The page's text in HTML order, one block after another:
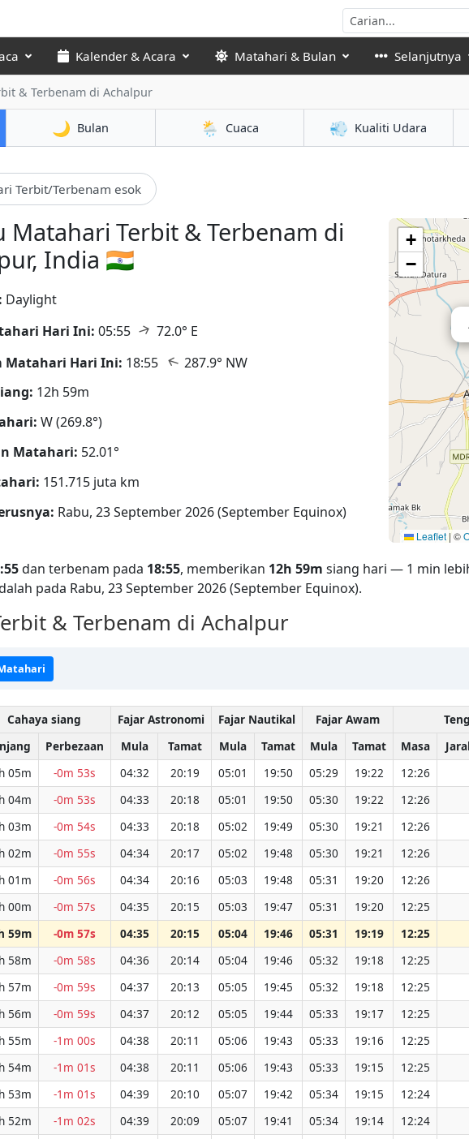
Kalender & Acara Matahari & Bulan Selanjutnya
& Terbenam di Achalpur
🌙 Bulan 🌦️ Cuaca 💨 Kualiti Udara
Terbit/Terbenam esok
Matahari Terbit & Terbenam di
India 🇮🇳
Daylight
Hari Ini: 05:55 ↑ 72.0° E
Matahari Hari Ini: 18:55 ↑ 287.9° NW
12h 59m
W (269.8°)
Matahari: 52.01°
151.715 juta km
Rabu, 23 September 2026 (September Equinox)
+
−
Leaflet | ©
dan terbenam pada 18:55, memberikan 12h 59m siang hari — 1 min
pada Rabu, 23 September 2026 (September Equinox).
& Terbenam di Achalpur
Cahaya siang Fajar Astronomi Fajar Nautikal Fajar Awam
Perbezaan Mula Tamat Mula Tamat Mula Tamat Masa
05m -0m 53s 04:32 20:19 05:01 19:50 05:29 19:22 12:26
04m -0m 53s 04:33 20:18 05:01 19:50 05:30 19:22 12:26
03m -0m 54s 04:33 20:18 05:02 19:49 05:30 19:21 12:26
02m -0m 55s 04:34 20:17 05:02 19:48 05:30 19:21 12:26
01m -0m 56s 04:34 20:16 05:03 19:48 05:31 19:20 12:26
00m -0m 57s 04:35 20:15 05:03 19:47 05:31 19:20 12:25
59m -0m 57s 04:35 20:15 05:04 19:46 05:31 19:19 12:25
58m -0m 58s 04:36 20:14 05:04 19:46 05:32 19:18 12:25
57m -0m 59s 04:37 20:13 05:05 19:45 05:32 19:18 12:25
56m -0m 59s 04:37 20:12 05:05 19:44 05:33 19:17 12:25
55m -1m 00s 04:38 20:11 05:06 19:43 05:33 19:16 12:25
54m -1m 01s 04:38 20:11 05:06 19:43 05:33 19:15 12:25
53m -1m 01s 04:39 20:10 05:07 19:42 05:34 19:15 12:24
52m -1m 02s 04:39 20:09 05:07 19:41 05:34 19:14 12:24